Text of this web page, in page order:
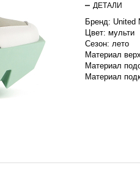
ДЕТАЛИ
Бренд: United
Цвет: мульти
Сезон: лето
Материал
Материал
Материал